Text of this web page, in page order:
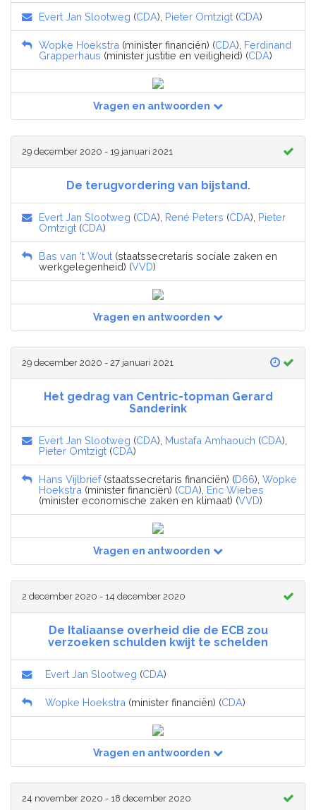
Evert Jan Slootweg (CDA), Pieter Omtzigt (CDA)
Wopke Hoekstra (minister financiën) (CDA), Ferdinand
Grapperhaus (minister justitie en veiligheid) (CDA)
Vragen en antwoorden
29 december 2020 - 19 januari 2021
De terugvordering van bijstand.
Evert Jan Slootweg (CDA), René Peters (CDA), Pieter
Omtzigt (CDA)
Bas van 't Wout (staatssecretaris sociale zaken en
werkgelegenheid) (VVD)
Vragen en antwoorden
29 december 2020 - 27 januari 2021
Het gedrag van Centric-topman Gerard
Sanderink
Evert Jan Slootweg (CDA), Mustafa Amhaouch (CDA),
Pieter Omtzigt (CDA)
Hans Vijlbrief(staatssecretaris financiën) (D66), Wopke
Hoekstra (minister financiën) (CDA), Eric Wiebes
(minister economische zaken en klimaat) (VVD)
Vragen en antwoorden
2 december 2020 - 14 december 2020
De Italiaanse overheid die de ECB zou
verzoeken schulden kwijt te schelden
Evert Jan Slootweg (CDA)
Wopke Hoekstra (minister financiën) (CDA)
Vragen en antwoorden
24 november 2020 - 18 december 2020